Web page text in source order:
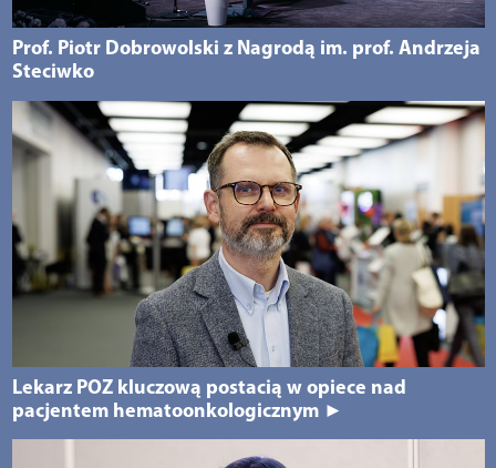
Prof. Piotr Dobrowolski z Nagrodą im. prof. Andrzeja
Steciwko
Lekarz POZ kluczową postacią w opiece nad
pacjentem hematoonkologicznym ►